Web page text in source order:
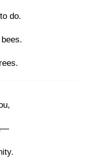
do.